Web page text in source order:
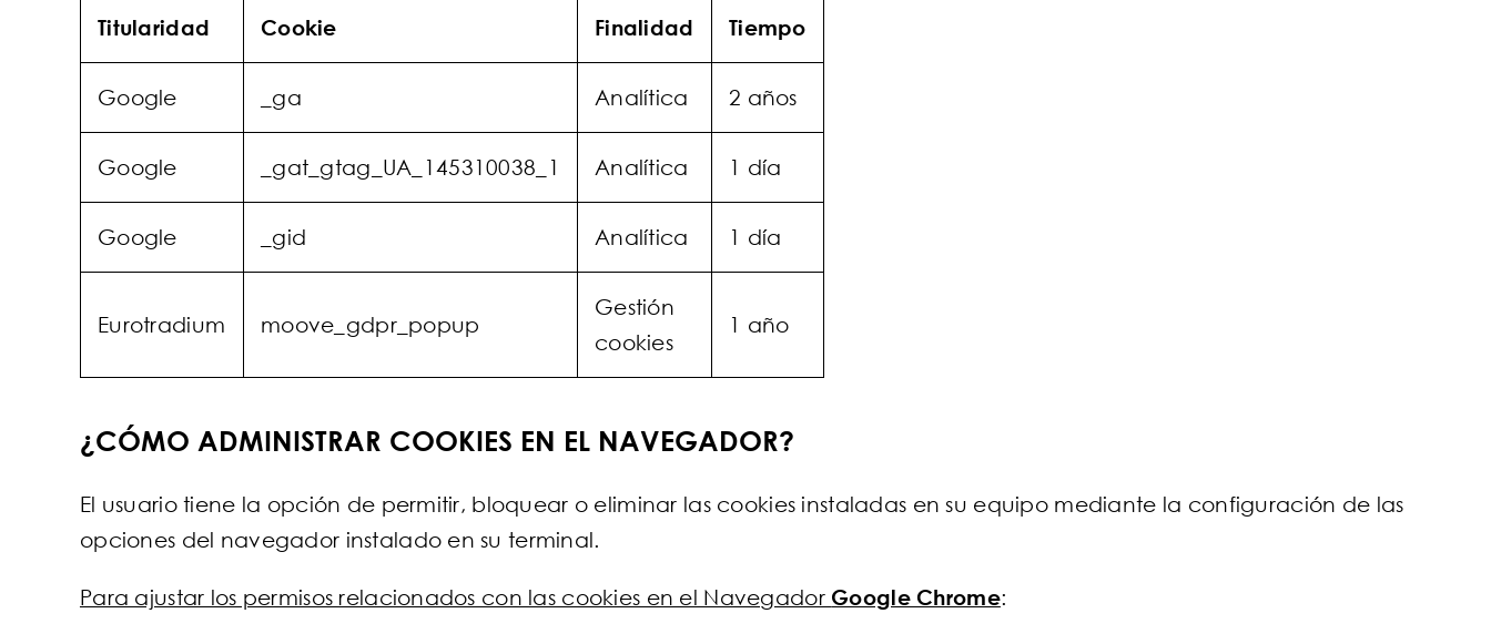
Titularidad Cookie Finalidad Tiempo
Google _ga Analítica 2 años
Google _gat_gtag_UA_145310038_1 Analítica 1 día
Google _gid Analítica 1 día
Eurotradium moove_gdpr_popup
Gestión
cookies
1 año
¿CÓMO ADMINISTRAR COOKIES EN EL NAVEGADOR?
El usuario tiene la opción de permitir, bloquear o eliminar las cookies instaladas en su equipo mediante la configuración de las
opciones del navegador instalado en su terminal.
Para ajustar los permisos relacionados con las cookies en el Navegador Google Chrome: